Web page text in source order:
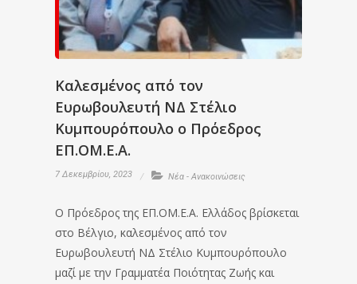
Καλεσμένος από τον
Ευρωβουλευτή ΝΔ Στέλιο
Κυμπουρόπουλο ο Πρόεδρος
ΕΠ.ΟΜ.Ε.Α.
7 Δεκεμβρίου, 2023 Νέα - Ανακοινώσεις
Ο Πρόεδρος της ΕΠ.ΟΜ.Ε.Α. Ελλάδος βρίσκεται
στο Βέλγιο, καλεσμένος από τον
Ευρωβουλευτή ΝΔ Στέλιο Κυμπουρόπουλο
μαζί με την Γραμματέα Ποιότητας Ζωής και